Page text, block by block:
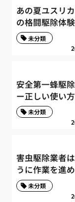
あの夏ユスリ
の格闘駆除体
未分類
安全第一蜂駆
ー正しい使い方
未分類
害虫駆除業者
うに作業を進
未分類